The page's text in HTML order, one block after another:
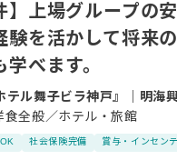
】上場グループの
験を活かして将来
べます。
テル舞子ビラ神戸』
明海
食全般／ホテル・旅館
社会保険完備 賞与・インセン